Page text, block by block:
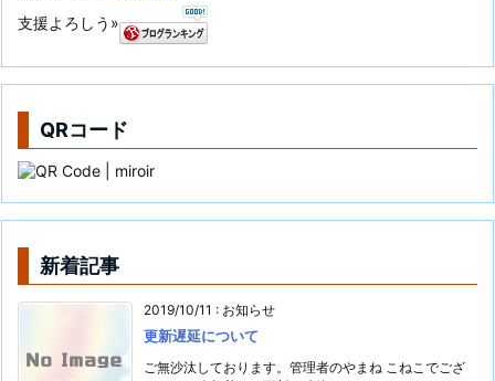
支援よろしう»
QRコード
新着記事
2019/10/11 : お知らせ
更新遅延について
ご無沙汰しております。管理者のやまね こねこでござ